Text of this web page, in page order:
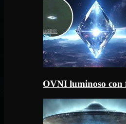
OVNI luminoso con